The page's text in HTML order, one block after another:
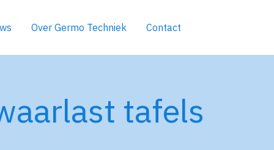
Over Germo Techniek Contact
tafels